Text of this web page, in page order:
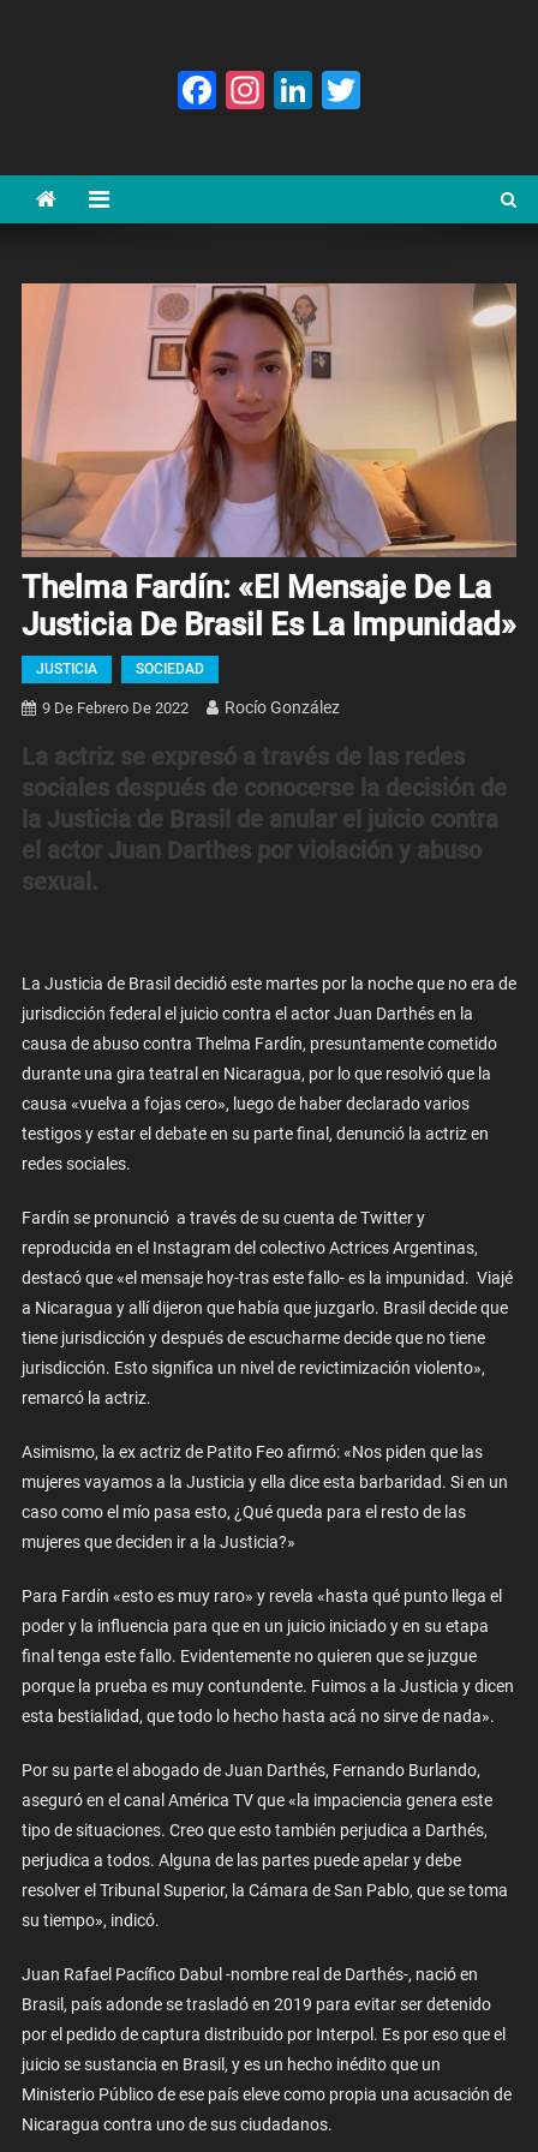
Facebook
Instagram
LinkedIn
Thelma Fardín: «El Mensaje De La
Justicia De Brasil Es La Impunidad»
JUSTICIA SOCIEDAD
9 De Febrero De 2022 Rocío González
La actriz se expresó a través de las redes
sociales después de conocerse la decisión de
la Justicia de Brasil de anular el juicio contra
el actor Juan Darthes por violación y abuso
sexual.
La Justicia de Brasil decidió este martes por la noche que no era de
jurisdicción federal el juicio contra el actor Juan Darthés en la
causa de abuso contra Thelma Fardín, presuntamente cometido
durante una gira teatral en Nicaragua, por lo que resolvió que la
causa «vuelva a fojas cero», luego de haber declarado varios
testigos y estar el debate en su parte final, denunció la actriz en
redes sociales.
Fardín se pronunció a través de su cuenta de Twitter y
reproducida en el Instagram del colectivo Actrices Argentinas,
destacó que «el mensaje hoy-tras este fallo- es la impunidad. Viajé
a Nicaragua y allí dijeron que había que juzgarlo. Brasil decide que
tiene jurisdicción y después de escucharme decide que no tiene
jurisdicción. Esto significa un nivel de revictimización violento»,
remarcó la actriz.
Asimismo, la ex actriz de Patito Feo afirmó: «Nos piden que las
mujeres vayamos a la Justicia y ella dice esta barbaridad. Si en un
caso como el mío pasa esto, ¿Qué queda para el resto de las
mujeres que deciden ir a la Justicia?»
Para Fardín «esto es muy raro» y revela «hasta qué punto llega el
poder y la influencia para que en un juicio iniciado y en su etapa
final tenga este fallo. Evidentemente no quieren que se juzgue
porque la prueba es muy contundente. Fuimos a la Justicia y dicen
esta bestialidad, que todo lo hecho hasta acá no sirve de nada».
Por su parte el abogado de Juan Darthés, Fernando Burlando,
aseguró en el canal América TV que «la impaciencia genera este
tipo de situaciones. Creo que esto también perjudica a Darthés,
perjudica a todos. Alguna de las partes puede apelar y debe
resolver el Tribunal Superior, la Cámara de San Pablo, que se toma
su tiempo», indicó.
Juan Rafael Pacífico Dabul -nombre real de Darthés-, nació en
Brasil, país adonde se trasladó en 2019 para evitar ser detenido
por el pedido de captura distribuido por Interpol. Es por eso que el
juicio se sustancia en Brasil, y es un hecho inédito que un
Ministerio Público de ese país eleve como propia una acusación de
Nicaragua contra uno de sus ciudadanos.